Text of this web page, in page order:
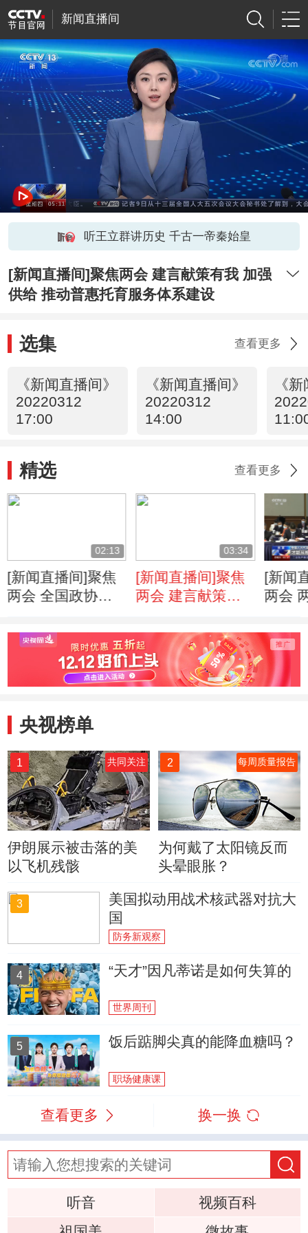
新闻直播间
听王立群讲历史 千古一帝秦始皇
[新闻直播间]聚焦两会 建言献策有我 加强
供给 推动普惠托育服务体系建设
选集 查看更多
《新闻直播间》
20220312
17:00
《新闻直播间》
20220312
14:00
《
精选 查看更多
02:13
[新闻直播间]聚焦
两会 全国政协委
总设计师吴伟仁接
受总台专访 探月
工程四期已经立项
03:34
[新闻直播间]聚焦
两会 建言献策有
普惠托育服务体系
建设
[新闻
两会
极建
央视榜单
1 共同关注
伊朗展示被击落的美
以飞机残骸
2 每周质量报告
为何戴了太阳镜反而
头晕眼胀？
3
美国拟动用战术核武器对抗大
国
防务新观察
4 “天才”因凡蒂诺是如何失算的
世界周刊
5 饭后踮脚尖真的能降血糖吗？
职场健康课
查看更多 换一换
听音
视频百科